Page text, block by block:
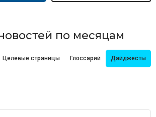
по месяцам
Целевые страницы Глоссарий Дайджесты